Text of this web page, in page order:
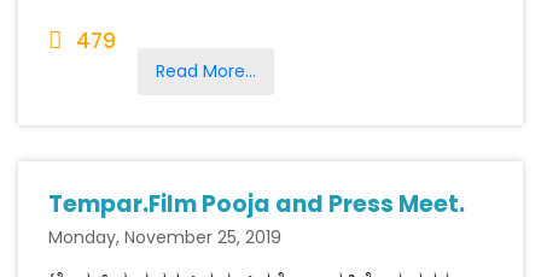
479
Read More...
Tempar.Film Pooja and Press Meet.
Monday, November 25, 2019